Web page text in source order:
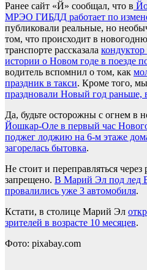
Ранее сайт «Й» сообщал, что в
МРЭО ГИБДД работает по
публиковали реальные, но
том, что происходит в
транспорте рассказала кондуктор
истории о Новом годе в поезде
водитель вспомнил о том, как
праздник в такси. Кроме того,
праздновали Новый год раньше,
Да, будьте осторожны с огнем в
Йошкар-Оле в первый час
поджег лоджию на 6-м этаже
загорелась бытовка.
Не стоит и переправляться через
запрещено. В Марий Эл под лед
провалились уже 3 автомобиля.
Кстати, в столице Марий Эл
зрителей в возрасте 10 месяцев.
Фото: pixabay.com